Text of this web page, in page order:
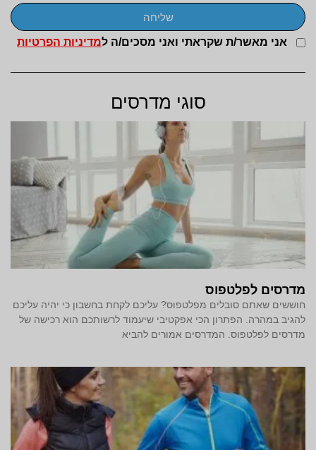
אני מאשר/ת שקראתי ואני מסכים/ה למדיניות הפרטיות
שליחה
סוגי מדרסים
מדרסים לפלטפוס
חוששים שאתם סובלים מפלטפוס? עליכם לקחת בחשבון כי יהיה עליכם
להגיב במהרה. הפתרון הכי אפקטיבי שיעמוד לרשותכם הוא רכישה של
מדרסים לפלטפוס. המדרסים אמורים להביא